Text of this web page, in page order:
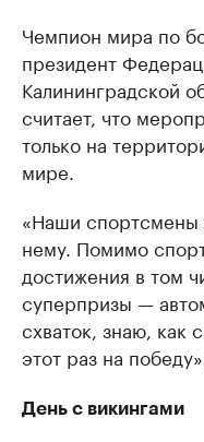
Чемпион мира по
президент
Калининградской
считает, что
только на
мире.
«Наши спортсмены
нему. Помимо
достижения в том
суперпризы —
схваток, знаю, как
этот раз на
День с викингами